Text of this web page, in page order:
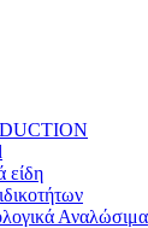
είδη
Αναλώσιμα